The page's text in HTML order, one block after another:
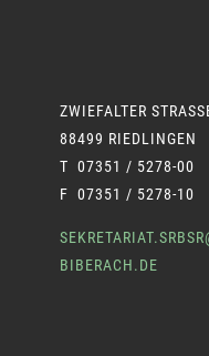
ZWIEFALTER
88499 RIEDLINGEN
T 07351 / 5278-00
F 07351 / 5278-10
BIBERACH.DE